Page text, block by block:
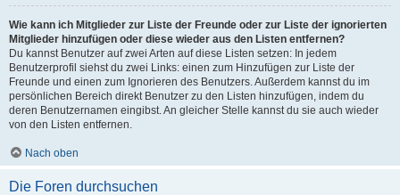
Wie kann ich Mitglieder zur Liste der Freunde oder zur Liste der ignorierten
Mitglieder hinzufügen oder diese wieder aus den Listen entfernen?
Du kannst Benutzer auf zwei Arten auf diese Listen setzen: In jedem
Benutzerprofil siehst du zwei Links: einen zum Hinzufügen zur Liste der
Freunde und einen zum Ignorieren des Benutzers. Außerdem kannst du im
persönlichen Bereich direkt Benutzer zu den Listen hinzufügen, indem du
deren Benutzernamen eingibst. An gleicher Stelle kannst du sie auch wieder
von den Listen entfernen.
Nach oben
Die Foren durchsuchen